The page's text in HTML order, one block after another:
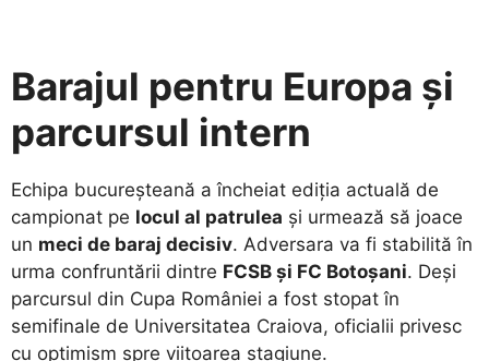
Barajul pentru Europa și
parcursul intern
​Echipa bucureșteană a încheiat ediția actuală de
campionat pe locul al patrulea și urmează să joace
un meci de baraj decisiv. Adversara va fi stabilită în
urma confruntării dintre FCSB și FC Botoșani. Deși
parcursul din Cupa României a fost stopat în
semifinale de Universitatea Craiova, oficialii privesc
cu optimism spre viitoarea stagiune.